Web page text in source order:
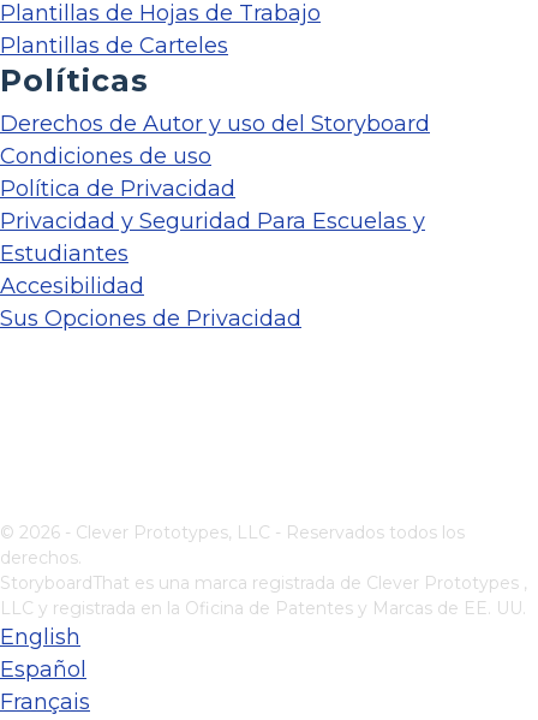
Plantillas de Hojas de Trabajo
Plantillas de Carteles
Políticas
Derechos de Autor y uso del Storyboard
Condiciones de uso
Política de Privacidad
Privacidad y Seguridad Para Escuelas y
Estudiantes
Accesibilidad
Sus Opciones de Privacidad
© 2026 - Clever Prototypes, LLC - Reservados todos los
derechos.
StoryboardThat es una marca registrada de Clever Prototypes ,
LLC y registrada en la Oficina de Patentes y Marcas de EE. UU.
English
Español
Français